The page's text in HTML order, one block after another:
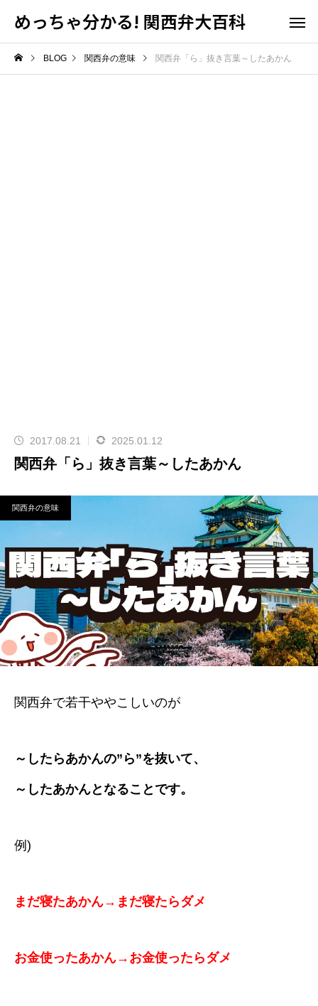
めっちゃ分かる! 関西弁大百科
BLOG 関西弁の意味 関西弁「ら」抜き言葉～したあかん
2017.08.21 2025.01.12
関西弁「ら」抜き言葉～したあかん
関西弁の意味
関西弁で若干ややこしいのが
～したらあかんの”ら”を抜いて、
～したあかんとなることです。
例)
まだ寝たあかん→まだ寝たらダメ
お金使ったあかん→お金使ったらダメ